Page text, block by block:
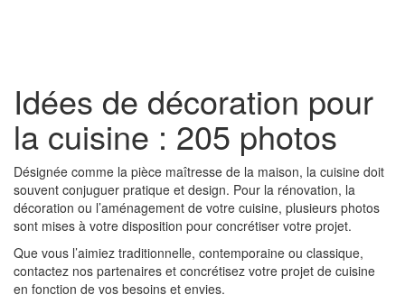
Idées de décoration pour
la cuisine : 205 photos
Désignée comme la pièce maîtresse de la maison, la cuisine doit
souvent conjuguer pratique et design. Pour la rénovation, la
décoration ou l’aménagement de votre cuisine, plusieurs photos
sont mises à votre disposition pour concrétiser votre projet.
Que vous l’aimiez traditionnelle, contemporaine ou classique,
contactez nos partenaires et concrétisez votre projet de cuisine
en fonction de vos besoins et envies.